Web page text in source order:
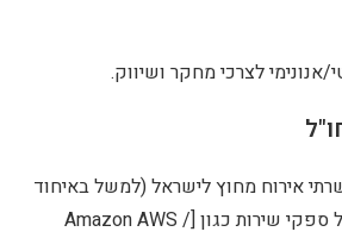
מחקר ושיווק.
לישראל (למשל באיחוד
האירופי או בארה"ב) אצל ספקי שירות כגון [Amazon AWS /